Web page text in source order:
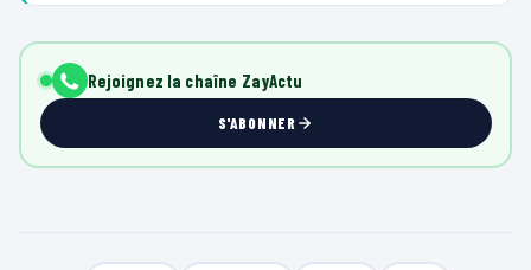
Rejoignez la chaîne ZayActu
S'ABONNER